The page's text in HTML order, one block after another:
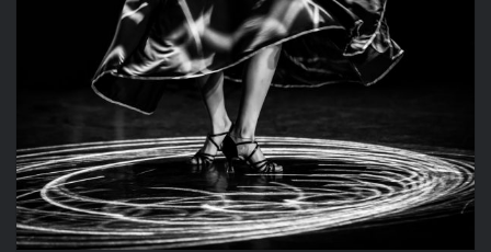
Theater und Musical